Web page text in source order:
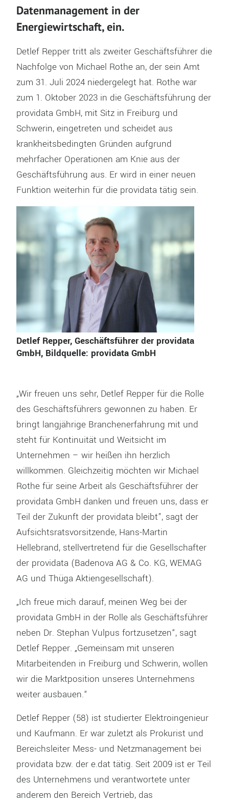
Datenmanagement in der
Energiewirtschaft, ein.
Detlef Repper tritt als zweiter Geschäftsführer die
Nachfolge von Michael Rothe an, der sein Amt
zum 31. Juli 2024 niedergelegt hat. Rothe war
zum 1. Oktober 2023 in die Geschäftsführung der
providata GmbH, mit Sitz in Freiburg und
Schwerin, eingetreten und scheidet aus
krankheitsbedingten Gründen aufgrund
mehrfacher Operationen am Knie aus der
Geschäftsführung aus. Er wird in einer neuen
Funktion weiterhin für die providata tätig sein.
Detlef Repper, Geschäftsführer der providata
GmbH, Bildquelle: providata GmbH
„Wir freuen uns sehr, Detlef Repper für die Rolle
des Geschäftsführers gewonnen zu haben. Er
bringt langjährige Branchenerfahrung mit und
steht für Kontinuität und Weitsicht im
Unternehmen – wir heißen ihn herzlich
willkommen. Gleichzeitig möchten wir Michael
Rothe für seine Arbeit als Geschäftsführer der
providata GmbH danken und freuen uns, dass er
Teil der Zukunft der providata bleibt”, sagt der
Aufsichtsratsvorsitzende, Hans-Martin
Hellebrand, stellvertretend für die Gesellschafter
der providata (Badenova AG & Co. KG, WEMAG
AG und Thüga Aktiengesellschaft).
„Ich freue mich darauf, meinen Weg bei der
providata GmbH in der Rolle als Geschäftsführer
neben Dr. Stephan Vulpus fortzusetzen“, sagt
Detlef Repper. „Gemeinsam mit unseren
Mitarbeitenden in Freiburg und Schwerin, wollen
wir die Marktposition unseres Unternehmens
weiter ausbauen.“
Detlef Repper (58) ist studierter Elektroingenieur
und Kaufmann. Er war zuletzt als Prokurist und
Bereichsleiter Mess- und Netzmanagement bei
providata bzw. der e.dat tätig. Seit 2009 ist er Teil
des Unternehmens und verantwortete unter
anderem den Bereich Vertrieb, das